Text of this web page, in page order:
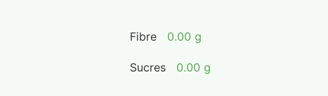
Fibre 0.00 g
Sucres 0.00 g